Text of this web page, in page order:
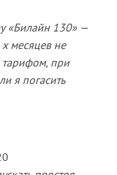
«Билайн 130» —
месяцев не
тарифом, при
я погасить